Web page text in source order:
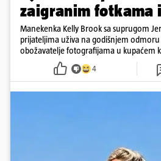
zaigranim fotkama
Manekenka Kelly Brook sa suprugom
prijateljima uživa na godišnjem
obožavatelje fotografijama u kupaćem
4